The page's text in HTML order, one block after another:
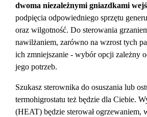
dwoma niezależnymi gniazdkami
podpięcia odpowiedniego sprzętu
oraz wilgotność. Do sterowania
nawilżaniem, zarówno na wzrost tych
ich zmniejszanie - wybór opcji zależny
jego potrzeb.
Szukasz sterownika do osuszania lub
termohigrostatu też będzie dla Ciebie.
(HEAT) będzie sterował ogrzewaniem,